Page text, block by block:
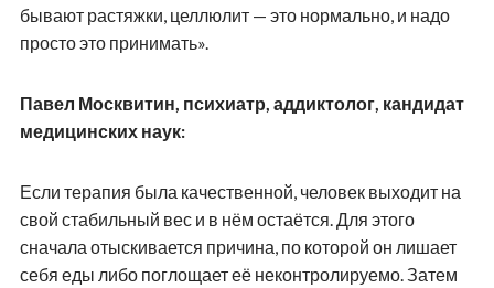
бывают растяжки, целлюлит — это нормально, и надо
просто это принимать».
Павел Москвитин, психиатр, аддиктолог, кандидат
медицинских наук:
Если терапия была качественной, человек выходит на
свой стабильный вес и в нём остаётся. Для этого
сначала отыскивается причина, по которой он лишает
себя еды либо поглощает её неконтролируемо. Затем